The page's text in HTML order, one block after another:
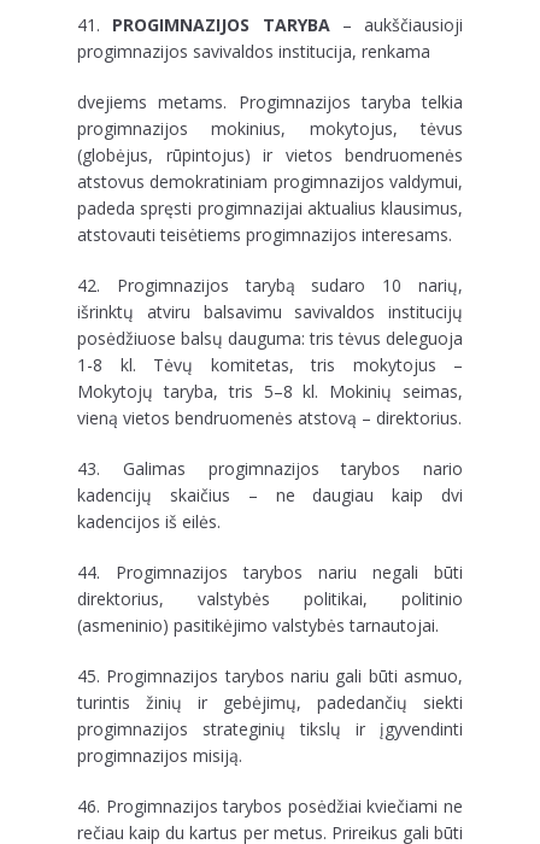
41. PROGIMNAZIJOS TARYBA– aukščiausioji
progimnazijos savivaldos institucija, renkama
dvejiems metams. Progimnazijos taryba telkia
progimnazijos mokinius, mokytojus, tėvus
(globėjus, rūpintojus) ir vietos bendruomenės
atstovus demokratiniam progimnazijos valdymui,
padeda spręsti progimnazijai aktualius klausimus,
atstovauti teisėtiems progimnazijos interesams.
42. Progimnazijos tarybą sudaro 10 narių,
išrinktų atviru balsavimu savivaldos institucijų
posėdžiuose balsų dauguma: tris tėvus deleguoja
1-8 kl. Tėvų komitetas, tris mokytojus –
Mokytojų taryba, tris 5–8 kl. Mokinių seimas,
vieną vietos bendruomenės atstovą – direktorius.
43. Galimas progimnazijos tarybos nario
kadencijų skaičius – ne daugiau kaip dvi
kadencijos iš eilės.
44. Progimnazijos tarybos nariu negali būti
direktorius, valstybės politikai, politinio
(asmeninio) pasitikėjimo valstybės tarnautojai.
45. Progimnazijos tarybos nariu gali būti asmuo,
turintis žinių ir gebėjimų, padedančių siekti
progimnazijos strateginių tikslų ir įgyvendinti
progimnazijos misiją.
46. Progimnazijos tarybos posėdžiai kviečiami ne
rečiau kaip du kartus per metus. Prireikus gali būti